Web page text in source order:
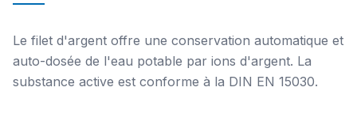
Le filet d'argent offre une conservation automatique et
auto-dosée de l'eau potable par ions d'argent. La
substance active est conforme à la DIN EN 15030.